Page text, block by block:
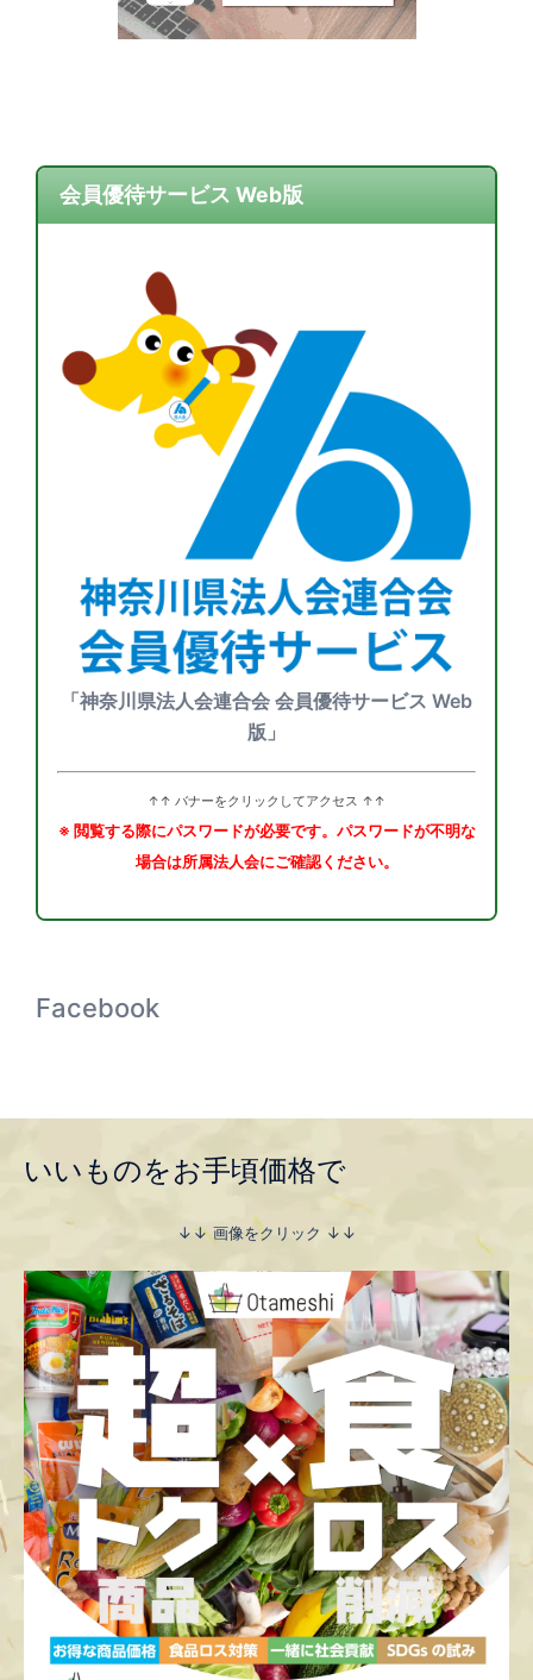
会員優待サービス Web版
「神奈川県法人会連合会 会員優待サービス Web
版」
↑↑ バナーをクリックしてアクセス ↑↑
※ 閲覧する際にパスワードが必要です。パスワードが不明な
場合は所属法人会にご確認ください。
Facebook
いいものをお手頃価格で
↓↓ 画像をクリック ↓↓